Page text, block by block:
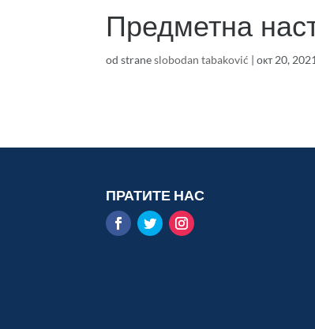
Предметна
od straneslobodan tabaković |окт 20, 2021
ПРАТИТЕ НАС